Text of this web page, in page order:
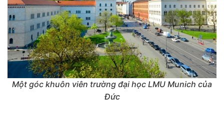
Một góc khuôn viên trường đại học LMU Munich của
Đức